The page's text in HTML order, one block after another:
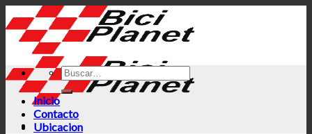
to
content
Inicio
Contacto
Ubicacion